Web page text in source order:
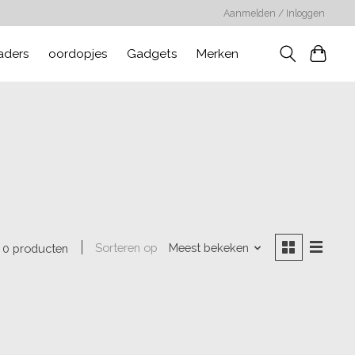
Aanmelden / Inloggen
oordopjes Gadgets Merken
0 producten Sorteren op Meest bekeken